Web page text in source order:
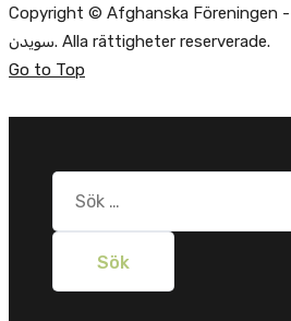
Copyright © Afghanska Föreningen - انجمن افغانها در
سویدن. Alla rättigheter reserverade.
Go to Top
Sök
efter: